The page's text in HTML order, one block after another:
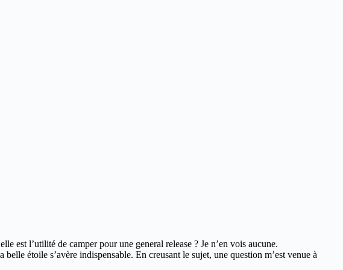
est l’utilité de camper pour une general release ? Je n’en vois aucune.
étoile s’avère indispensable. En creusant le sujet, une question m’est venue à